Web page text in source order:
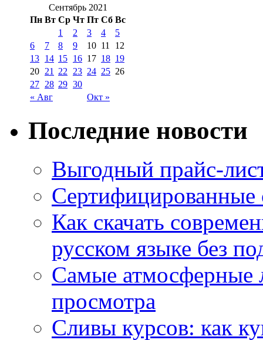
Сентябрь 2021
Пн Вт Ср Чт Пт Сб Вс
« Авг Окт »
1 2 3 4
5
6
7 8 9 10 11
12
13 14 15 16 17 18 19
20 21 22 23 24 25 26
27 28 29 30
Последние новости
Выгодный прайс-
Как скачать
русском языке без
Самые атмосферные
просмотра
Сливы курсов: как